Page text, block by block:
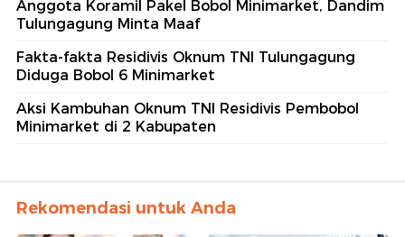
Anggota Koramil Pakel Bobol Minimarket, Dandim
Tulungagung Minta Maaf
Fakta-fakta Residivis Oknum TNI Tulungagung
Diduga Bobol 6 Minimarket
Aksi Kambuhan Oknum TNI Residivis Pembobol
Minimarket di 2 Kabupaten
Rekomendasi untuk Anda